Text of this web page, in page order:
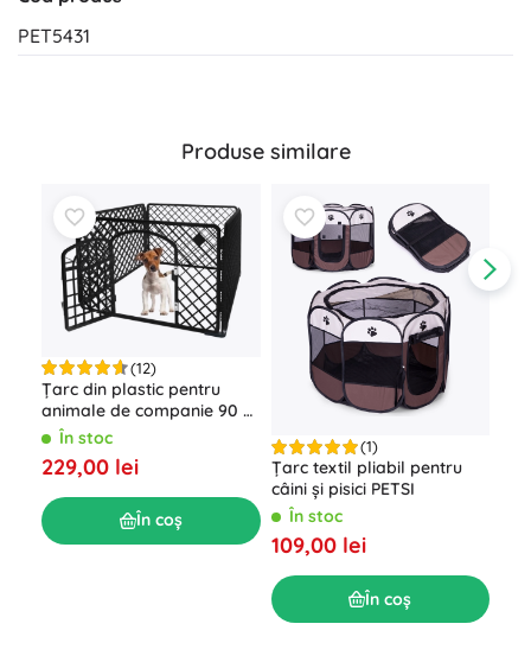
PET5431
Produse similare
(12)
Țarc din plastic pentru
animale de companie 90 ×
90 × 60 cm
În stoc
229,00 lei
În coș
(1)
Țarc textil pliabil pentru
câini și pisici PETSI
În stoc
109,00 lei
În coș